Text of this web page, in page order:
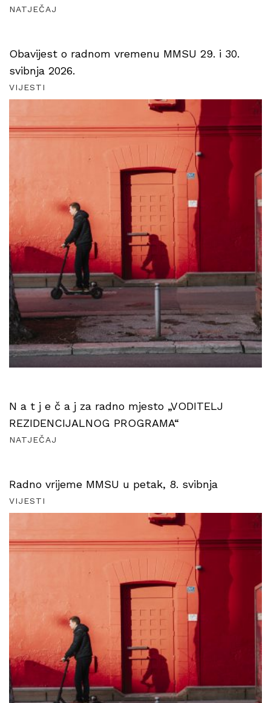
NATJEČAJ
Obavijest o radnom vremenu MMSU 29. i 30.
svibnja 2026.
VIJESTI
N a t j e č a j za radno mjesto „VODITELJ
REZIDENCIJALNOG PROGRAMA“
NATJEČAJ
Radno vrijeme MMSU u petak, 8. svibnja
VIJESTI